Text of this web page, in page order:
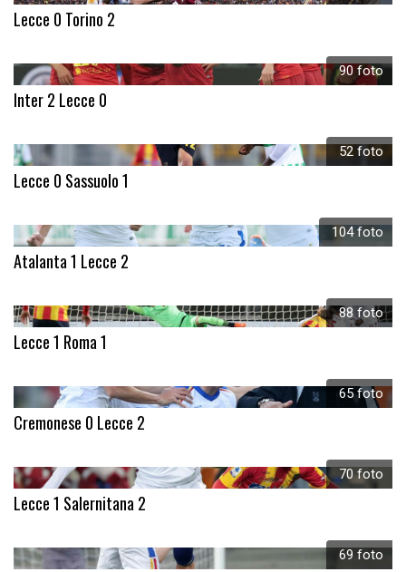
Lecce 0 Torino 2
90 foto
Inter 2 Lecce 0
52 foto
Lecce 0 Sassuolo 1
104 foto
Atalanta 1 Lecce 2
88 foto
Lecce 1 Roma 1
65 foto
Cremonese 0 Lecce 2
70 foto
Lecce 1 Salernitana 2
69 foto